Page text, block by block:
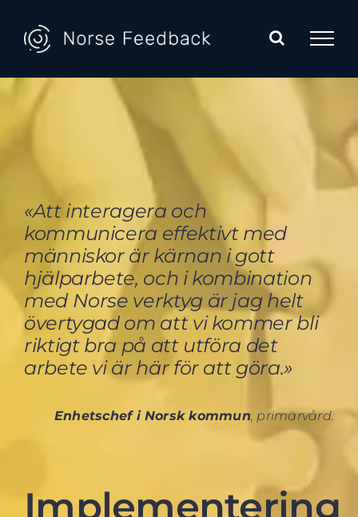
content
«Att interagera och
kommunicera effektivt med
människor är kärnan i gott
hjälparbete, och i kombination
med Norse verktyg är jag helt
övertygad om att vi kommer bli
riktigt bra på att utföra det
arbete vi är här för att göra.»
Enhetschef i Norsk kommun , primärvård.
Implementering